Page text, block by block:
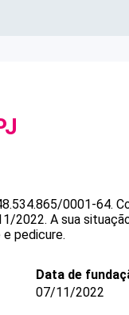
0001-64.
2022. A sua
pedicure.
Data de
07/11/2022